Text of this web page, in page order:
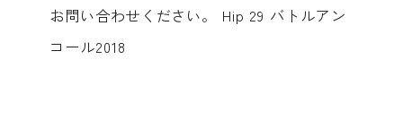
お問い合わせください。 Hip 29 バトルアン
コール2018